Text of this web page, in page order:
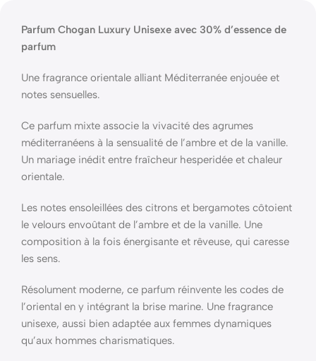
Parfum Chogan Luxury Unisexe avec 30% d’essence de
parfum
Une fragrance orientale alliant Méditerranée enjouée et
notes sensuelles.
Ce parfum mixte associe la vivacité des agrumes
méditerranéens à la sensualité de l’ambre et de la vanille.
Un mariage inédit entre fraîcheur hesperidée et chaleur
orientale.
Les notes ensoleillées des citrons et bergamotes côtoient
le velours envoûtant de l’ambre et de la vanille. Une
composition à la fois énergisante et rêveuse, qui caresse
les sens.
Résolument moderne, ce parfum réinvente les codes de
l’oriental en y intégrant la brise marine. Une fragrance
unisexe, aussi bien adaptée aux femmes dynamiques
qu’aux hommes charismatiques.